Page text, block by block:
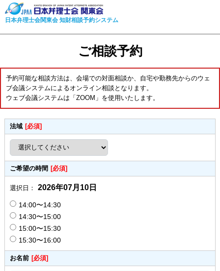
日本弁理士会関東会 知財相談予約システム
ご相談予約
予約可能な相談方法は、会場での対面相談か、自宅や勤務先からのウェ
ブ会議システムによるオンライン相談となります。
ウェブ会議システムは「ZOOM」を使用いたします。
法域 [必須]
ご希望の時間 [必須]
選択日： 2026年07月10日
14:00〜14:30
14:30〜15:00
15:00〜15:30
15:30〜16:00
お名前 [必須]